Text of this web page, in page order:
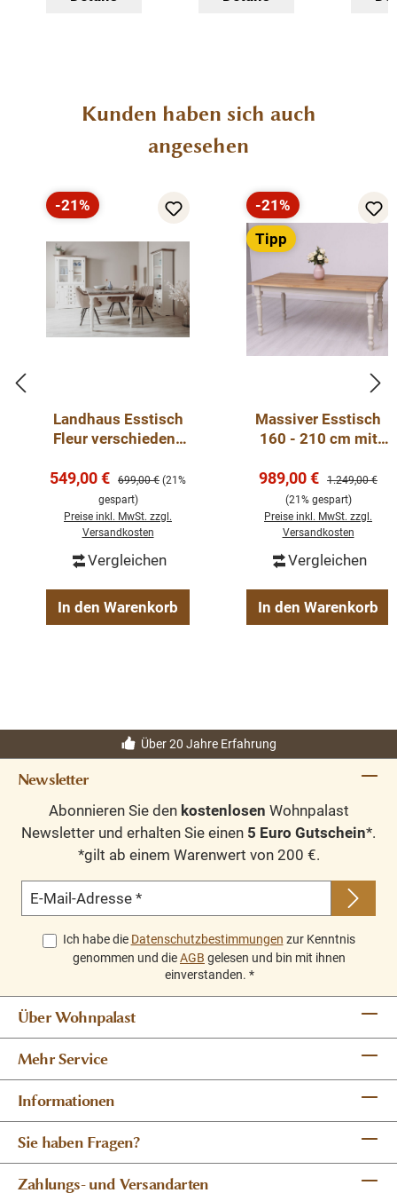
Produktgalerie überspringen
Kunden haben sich auch
angesehen
Rabatt
-21%
Landhaus Esstisch
Fleur verschiedene
cm
Verkaufspreis:
549,00 € Regulärer Preis:
699,00 € (21%
gespart)
Preise inkl. MwSt. zzgl.
Versandkosten
Vergleichen
In den Warenkorb
Rabatt
-21%
Tipp
Massiver Esstisch
160 - 210 cm mit
Beinen - Landhaus
Tisch
Verkaufspreis:
989,00 € Regulärer
1.249,00 €
(21% gespart)
Preise inkl. MwSt. zzgl.
Versandkosten
Vergleichen
In den Warenkorb
Über 20 Jahre Erfahrung
Newsletter
Abonnieren Sie den kostenlosen Wohnpalast
Newsletter und erhalten Sie einen 5 Euro Gutschein*.
*gilt ab einem Warenwert von 200 €.
E-Mail-Adresse *
Ich habe die Datenschutzbestimmungen zur Kenntnis
genommen und dieAGB gelesen und bin mit ihnen
einverstanden. *
Über Wohnpalast
Mehr Service
Informationen
Sie haben Fragen?
Zahlungs- und Versandarten